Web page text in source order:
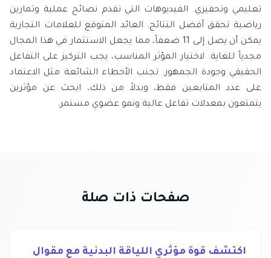
تعليمي وتحفيزي. الفيديوهات التي تقدم نصائح عملية وتمارين
رياضية تحقق أفضل النتائج. العائد المتوقع للعلامات التجارية
يمكن أن يصل إلى 11 ضعفاً، مما يجعل الاستثمار في هذا المجال
مجدياً للغاية. لاختيار المؤثر المناسب، يجب التركيز على التفاعل
الحقيقي وجودة الجمهور. تجنب الأخطاء الشائعة مثل الاعتماد
على عدد المتابعين فقط، وبدلاً من ذلك، ابحث عن مؤثرين
يتمتعون بمعدلات تفاعل عالية ونمو عضوي مستمر.
صفحات ذات صلة
اكتشف قوة مؤثري اللياقة البدنية مع مقوال